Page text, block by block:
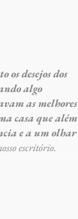
desejos dos
algo
as melhores
casa que além
e a um olhar
escritório.